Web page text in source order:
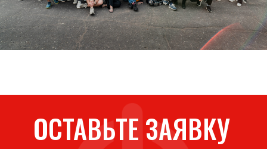
ОСТАВЬТЕ ЗАЯВКУ